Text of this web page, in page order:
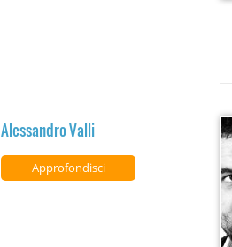
Alessandro Valli
Approfondisci